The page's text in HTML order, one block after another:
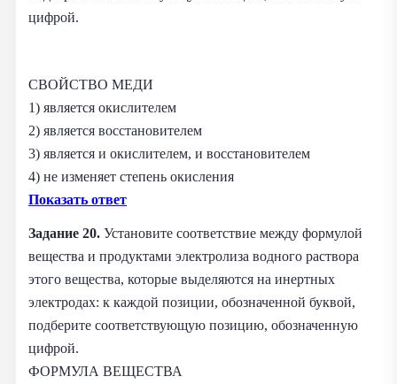
цифрой.
СВОЙСТВО МЕДИ
1) является окислителем
2) является восстановителем
3) является и окислителем, и восстановителем
4) не изменяет степень окисления
Показать ответ
Задание 20. Установите соответствие между формулой
вещества и продуктами электролиза водного раствора
этого вещества, которые выделяются на инертных
электродах: к каждой позиции, обозначенной буквой,
подберите соответствующую позицию, обозначенную
цифрой.
ФОРМУЛА ВЕЩЕСТВА